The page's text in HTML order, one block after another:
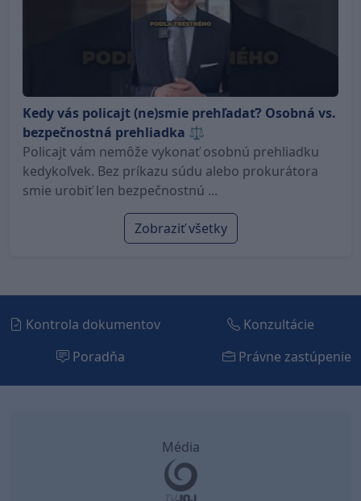
Kedy vás policajt (ne)smie prehľadať? Osobná vs.
bezpečnostná prehliadka ⚖️
Policajt vám nemôže vykonať osobnú prehliadku
kedykoľvek. Bez príkazu súdu alebo prokurátora
smie urobiť len bezpečnostnú ...
Zobraziť všetky
Kontrola dokumentov
Konzultácie
Poradňa
Právne zastúpenie
Média